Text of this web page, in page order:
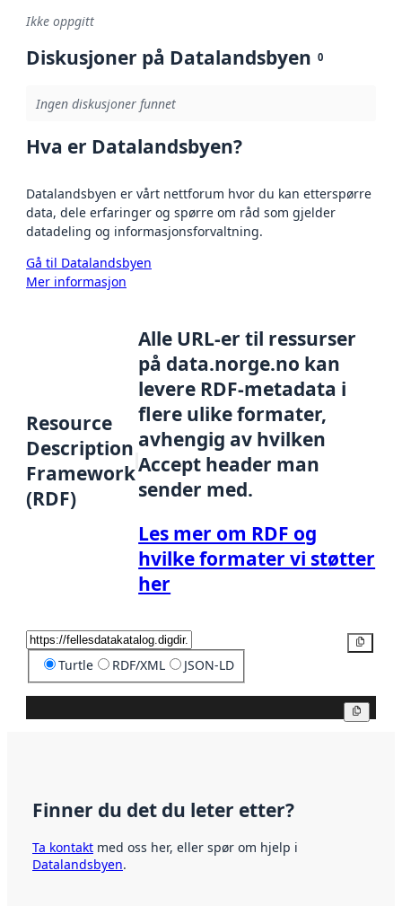
Ikke oppgitt
Diskusjoner på Datalandsbyen 0
Ingen diskusjoner funnet
Hva er Datalandsbyen?
Datalandsbyen er vårt nettforum hvor du kan etterspørre
data, dele erfaringer og spørre om råd som gjelder
datadeling og informasjonsforvaltning.
Gå til Datalandsbyen
Mer informasjon
Resource
Description
Framework
(RDF)
Alle URL-er til ressurser
på data.norge.no kan
levere RDF-metadata i
flere ulike formater,
avhengig av hvilken
Accept header man
sender med.
Les mer om RDF og
hvilke formater vi støtter
her
Turtle RDF/XML JSON-LD
Finner du det du leter etter?
Ta kontakt med oss her, eller spør om hjelp i
Datalandsbyen.